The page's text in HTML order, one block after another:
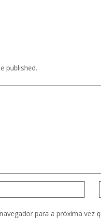
published.
para a próxima vez